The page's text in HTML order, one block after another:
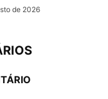
de 2026